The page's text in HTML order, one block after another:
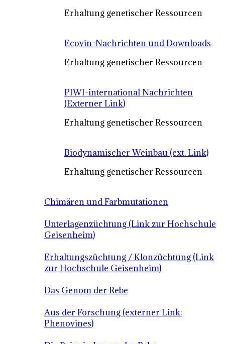
Erhaltung genetischer Ressourcen
Ecovin-Nachrichten und Downloads
Erhaltung genetischer Ressourcen
PIWI-international Nachrichten
(Externer Link)
Erhaltung genetischer Ressourcen
Biodynamischer Weinbau (ext. Link)
Erhaltung genetischer Ressourcen
Chimären und Farbmutationen
Unterlagenzüchtung (Link zur Hochschule
Geisenheim)
Erhaltungszüchtung / Klonzüchtung (Link
zur Hochschule Geisenheim)
Das Genom der Rebe
Aus der Forschung (externer Link:
Phenovines)